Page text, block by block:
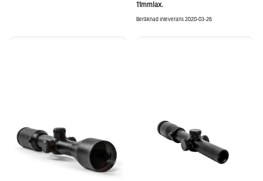
11mmlax.
Beräknad inleverans 2020-03-26